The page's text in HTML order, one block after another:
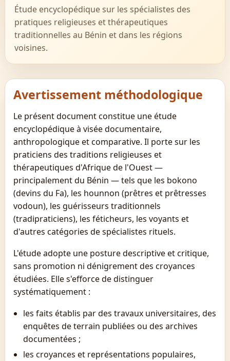
Étude encyclopédique sur les spécialistes des
pratiques religieuses et thérapeutiques
traditionnelles au Bénin et dans les régions
voisines.
Avertissement méthodologique
Le présent document constitue une étude
encyclopédique à visée documentaire,
anthropologique et comparative. Il porte sur les
praticiens des traditions religieuses et
thérapeutiques d'Afrique de l'Ouest —
principalement du Bénin — tels que les bokono
(devins du Fa), les hounnon (prêtres et prêtresses
vodoun), les guérisseurs traditionnels
(tradipraticiens), les féticheurs, les voyants et
d'autres catégories de spécialistes rituels.
L'étude adopte une posture descriptive et critique,
sans promotion ni dénigrement des croyances
étudiées. Elle s'efforce de distinguer
systématiquement :
les faits établis par des travaux universitaires, des
enquêtes de terrain publiées ou des archives
documentées ;
les croyances et représentations populaires,